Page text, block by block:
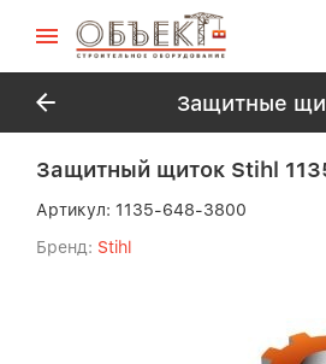
Защитные
Защитный щиток Stihl
Артикул: 1135-648-3800
Бренд: Stihl